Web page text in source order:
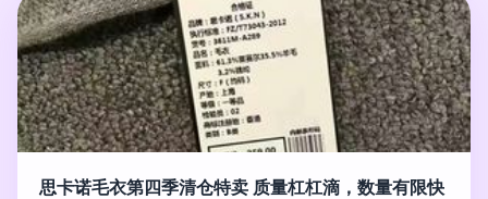
思卡诺毛衣第四季清仓特卖 质量杠杠滴，数量有限快